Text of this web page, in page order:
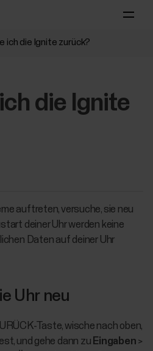
ich die Ignite zurück?
die Ignite
auftreten, versuche, sie neu
deiner Uhr werden keine
Daten auf deiner Uhr
Uhr neu
Taste, wische nach oben,
und gehe dann zu Eingaben >